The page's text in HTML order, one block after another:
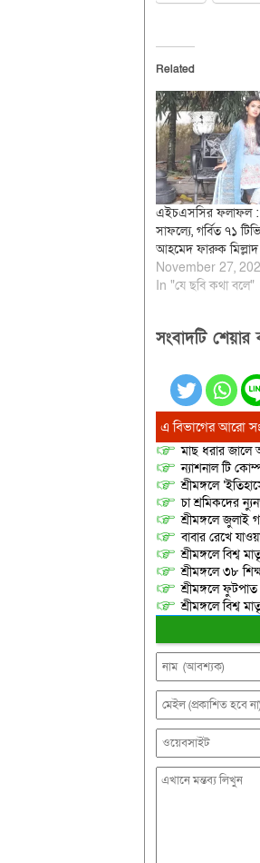
Related
এইচএসসির ফলাফল :
সাফল্যে, গর্বিত ৭১
আহমেদ ফারুক মিল্লাদ
November 27,
In "যে ছবি কথা বলে"
সংবাদটি
এ বিভাগের আরো
মাছ ধরার
ন্যাশনাল টি
শ্রীমঙ্গলে
চা শ্রমিকদের
শ্রীমঙ্গলে জুলাই
বাবার রেখে
শ্রীমঙ্গলে বিশ্ব
শ্রীমঙ্গলে ৩৮
শ্রীমঙ্গলে
শ্রীমঙ্গলে বিশ্ব